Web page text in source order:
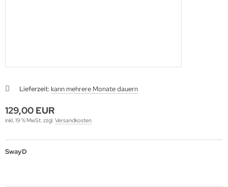
Lieferzeit:kann mehrere Monate dauern
129,00 EUR
inkl. 19 % MwSt. zzgl. Versandkosten
SwayD